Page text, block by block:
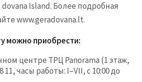
dovana Island. Более подробная
www.geradovana.lt.
можно приобрести:
центре ТРЦ Panorama (1 этаж,
11, часы работы: I–VII, с 10:00 до